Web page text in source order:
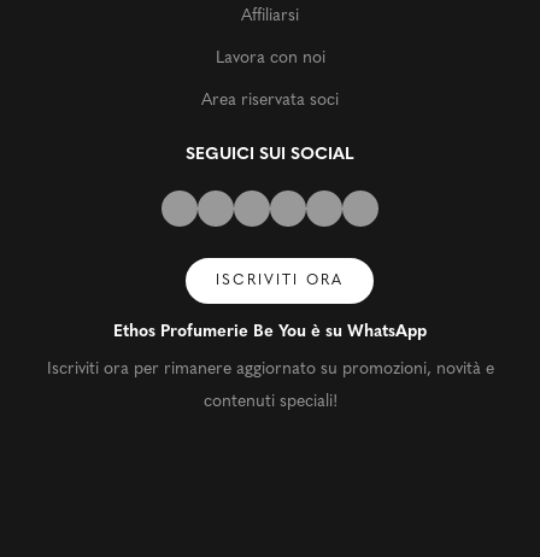
Affiliarsi
Lavora con noi
Area riservata soci
SEGUICI SUI SOCIAL
ISCRIVITI ORA
Ethos Profumerie Be You è su WhatsApp
Iscriviti ora per rimanere aggiornato su promozioni, novità e
contenuti speciali!